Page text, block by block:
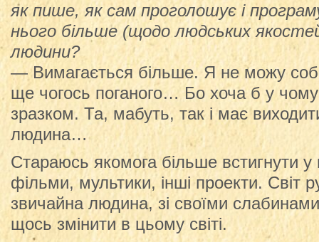
як пише, як сам проголошує і
нього більше (щодо людських
людини?
— Вимагається більше. Я не можу
ще чогось поганого… Бо хоча б у
зразком. Та, мабуть, так і має
людина…
Стараюсь якомога більше встигнути у
фільми, мультики, інші проекти. Світ
звичайна людина, зі своїми
щось змінити в цьому світі.